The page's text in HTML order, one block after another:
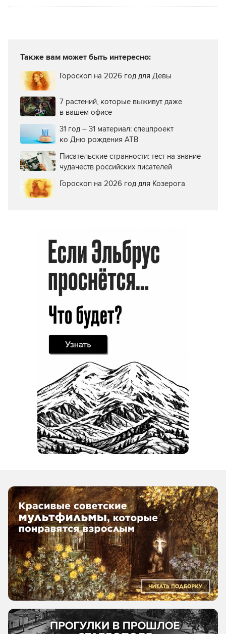
Также вам может быть интересно:
Гороскоп на 2026 год для Девы
7 растений, которые выживут даже
в вашем офисе
31 год – 31 материал: спецпроект
ко Дню рождения АТВ
Писательские странности: тест на знание
чудачеств российских писателей
Гороскоп на 2026 год для Козерога